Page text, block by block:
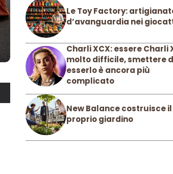
Le Toy Factory:
d’avanguardia nei
Charli XCX: essere Charli
molto difficile, smettere
esserlo è ancora più
complicato
New Balance costruisce il
proprio giardino